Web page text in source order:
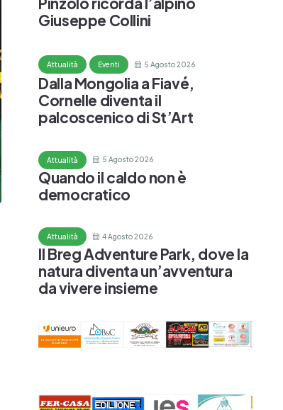
Giuseppe Collini
Attualità Eventi 5 Agosto 2026
Dalla Mongolia a Fiavé,
Cornelle diventa il
palcoscenico di St’Art
Attualità 5 Agosto 2026
Quando il caldo non è
democratico
Attualità 4 Agosto 2026
Il Breg Adventure Park, dove la
natura diventa un’avventura
da vivere insieme